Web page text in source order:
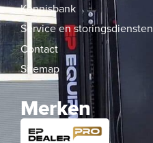
Kennisbank
Service en storingsdiensten
Contact
Sitemap
Merken